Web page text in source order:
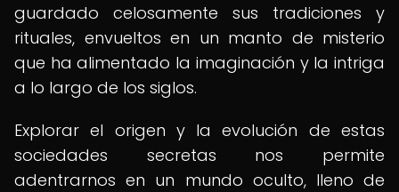
guardado celosamente sus tradiciones y
rituales, envueltos en un manto de misterio
que ha alimentado la imaginación y la intriga
a lo largo de los siglos.
Explorar el origen y la evolución de estas
sociedades secretas nos permite
adentrarnos en un mundo oculto, lleno de